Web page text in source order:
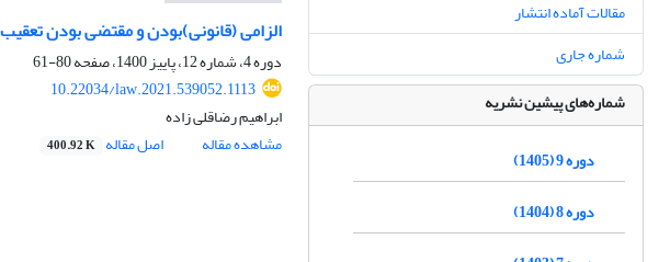
الزامی (قانونی)بودن و مقتضی بودن
دوره 4، شماره 12، پاییز 1400، صفحه
80-61
10.22034/law.2021.539052.1113
ابراهیم رضاقلی زاده
مشاهده مقاله
اصل مقاله 400.92 K
مقالات آماده انتشار
شماره جاری
شماره‌های پیشین نشریه
دوره 9 (1405)
دوره 8 (1404)